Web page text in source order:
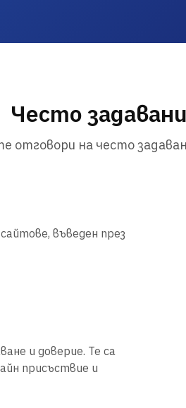
Често
отговори на често
въведен през
и доверие. Те са
присъствие и